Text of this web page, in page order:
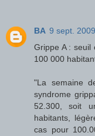
BA 9 sept.
Grippe A : seuil
100 000
"La semaine
syndrome
52.300, soit
habitants,
cas pour